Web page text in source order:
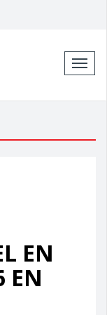
EN
EN